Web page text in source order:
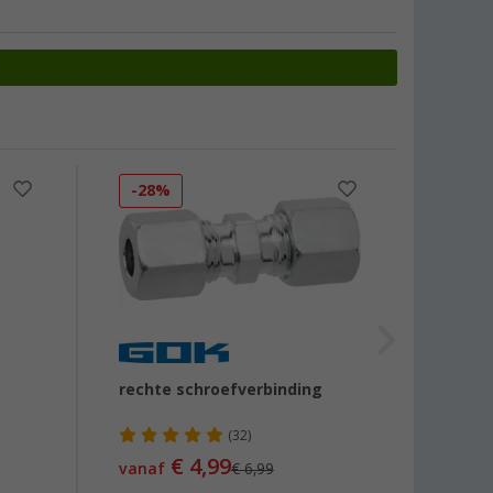
-28%
rechte schroefverbinding
(32)
vanaf€ 4,99€ 6,99